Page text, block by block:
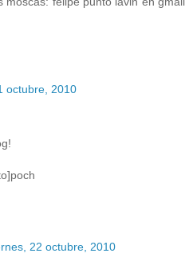
octubre, 2010
22 octubre, 2010